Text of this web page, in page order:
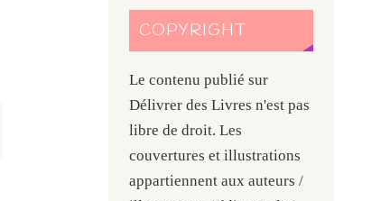
COPYRIGHT
Le contenu publié sur
Délivrer des Livres n'est pas
libre de droit. Les
couvertures et illustrations
appartiennent aux auteurs /